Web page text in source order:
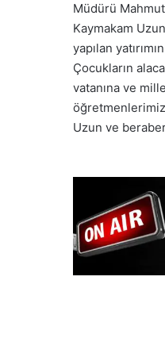
Müdürü
Kaymakam
yapılan
Çocukların
vatanına ve
Uzun ve